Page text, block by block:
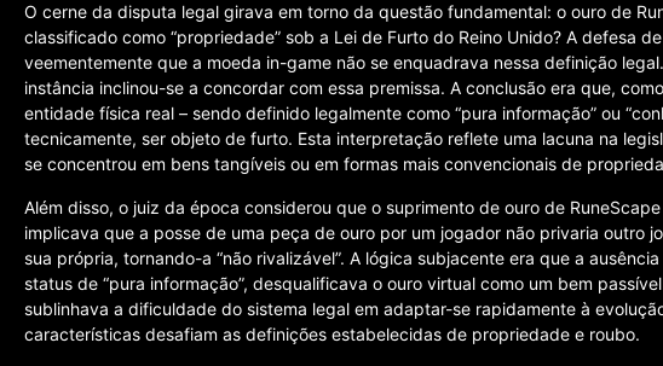
O cerne da disputa legal girava em torno da questão fundamental: o ouro de
classificado como “propriedade” sob a Lei de Furto do Reino Unido? A defesa
veementemente que a moeda in-game não se enquadrava nessa definição
instância inclinou-se a concordar com essa premissa. A conclusão era que,
entidade física real – sendo definido legalmente como “pura informação” ou
tecnicamente, ser objeto de furto. Esta interpretação reflete uma lacuna na
se concentrou em bens tangíveis ou em formas mais convencionais de
Além disso, o juiz da época considerou que o suprimento de ouro de RuneScape
implicava que a posse de uma peça de ouro por um jogador não privaria outro
sua própria, tornando-a “não rivalizável”. A lógica subjacente era que a
status de “pura informação”, desqualificava o ouro virtual como um bem
sublinhava a dificuldade do sistema legal em adaptar-se rapidamente à
características desafiam as definições estabelecidas de propriedade e roubo.